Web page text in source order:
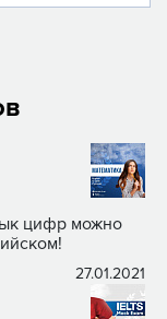
цифр можно
27.01.2021